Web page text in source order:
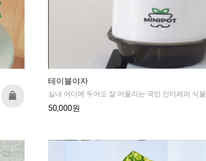
테이블야자
실내 어디에 두어도 잘 어울리는 국민 인터레어 식물
50,000원